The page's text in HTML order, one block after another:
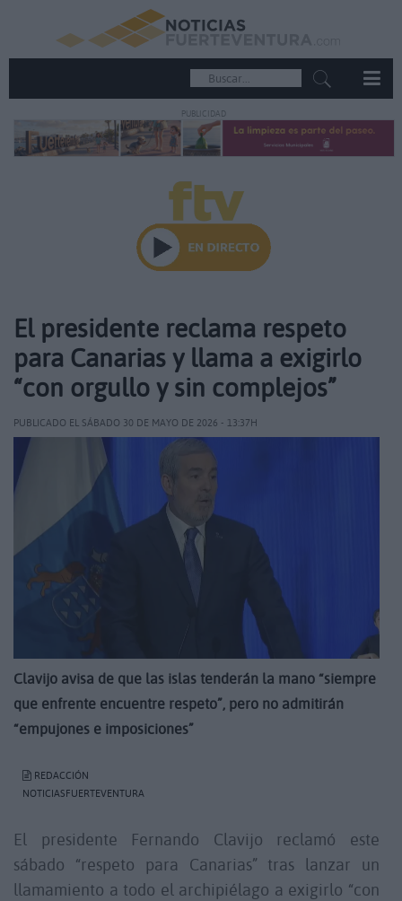
PUBLICIDAD
El presidente reclama respeto
para Canarias y llama a exigirlo
“con orgullo y sin complejos”
PUBLICADO EL SÁBADO 30 DE MAYO DE 2026 - 13:37H
Clavijo avisa de que las islas tenderán la mano “siempre
que enfrente encuentre respeto”, pero no admitirán
“empujones e imposiciones”
REDACCIÓN
NOTICIASFUERTEVENTURA
El presidente Fernando Clavijo reclamó este
sábado “respeto para Canarias” tras lanzar un
llamamiento a todo el archipiélago a exigirlo “con